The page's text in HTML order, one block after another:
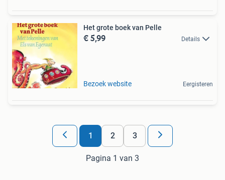
Het grote boek van Pelle
€ 5,99 Details
Bezoek website Eergisteren
1 2 3
Pagina 1 van 3